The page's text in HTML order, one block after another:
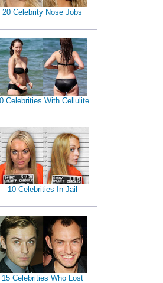
20 Celebrity Nose Jobs
Celebrities With Cellulite
10 Celebrities In Jail
15 Celebrities Who Lost